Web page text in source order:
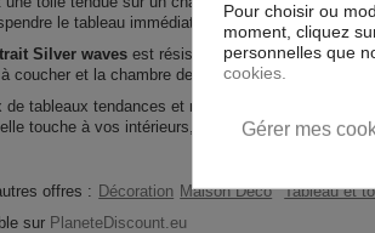
le tableau immédiatement sans avoir à
Silver waves est résistant aux rayons UV,
coucher et la chambre des enfants.
de tableaux tendances et modernes constituent un
touche à vos intérieurs, il y en a pour tous les
offres : Décoration Maison Déco Tableau et
sur PlaneteDiscount.eu
Pour choisir ou
moment, cliquez
personnelles que
cookies.
Gérer mes